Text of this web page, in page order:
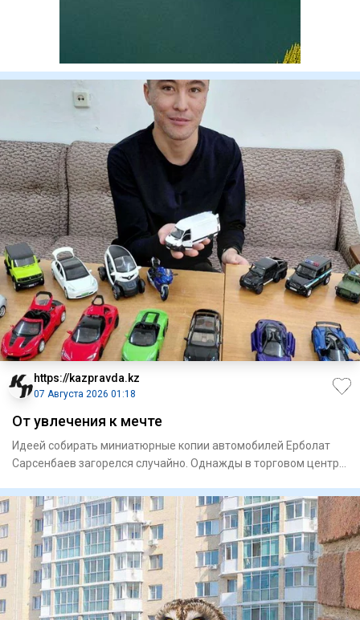
https://kazpravda.kz
07 Августа 2026 01:18
От увлечения к мечте
Идеей собирать миниа­тюрные копии автомобилей Ерболат
Сарсенбаев загорелся случайно. Однажды в торговом центре